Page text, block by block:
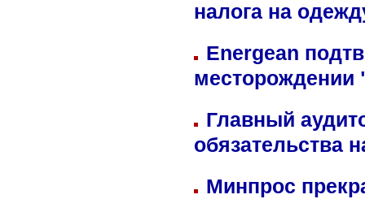
налога на
Energean
Главный
обязательства
Минпрос